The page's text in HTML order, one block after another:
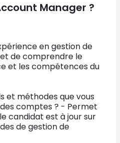
Manager ?
en gestion de
de comprendre le
et les compétences du
et méthodes que vous
comptes ? - Permet
candidat est à jour sur
de gestion de